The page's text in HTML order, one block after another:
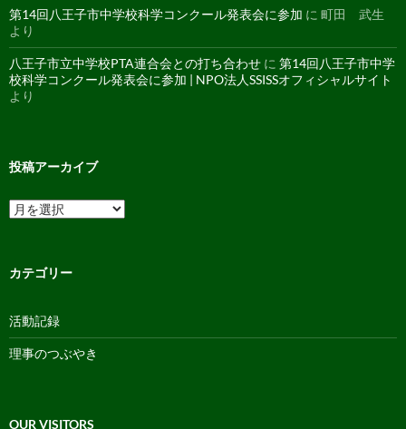
第14回八王子市中学校科学コンクール発表会に参加 に 町田 武生
より
八王子市立中学校PTA連合会との打ち合わせ に 第14回八王子市中学
校科学コンクール発表会に参加 | NPO法人SSISSオフィシャルサイト
より
投稿アーカイブ
投
稿
カ
カテゴリー
活動記録
理事のつぶやき
OUR VISITORS